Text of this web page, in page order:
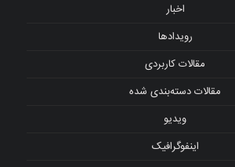
اخبار
رویدادها
مقالات کاربردی
مقالات دسته‌بندی شده
ویدیو
اینفوگرافیک